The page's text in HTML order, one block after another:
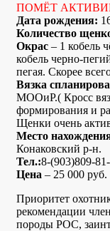
ПОМЁТ
Дата рождения:
Количество
Окрас – 1 кобель
кобель черно-
пегая. Скорее
Вязка
МООиР.( Кросс
формирования и
Щенки очень
Место
Конаковский р-н.
Тел.:8-(903)809-
Цена – 25 000 руб.
Приоритет
рекомендации
породы РОС,